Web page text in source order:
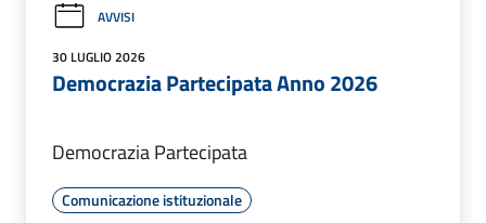
AVVISI
30 LUGLIO 2026
Democrazia Partecipata Anno 2026
Democrazia Partecipata
Comunicazione istituzionale